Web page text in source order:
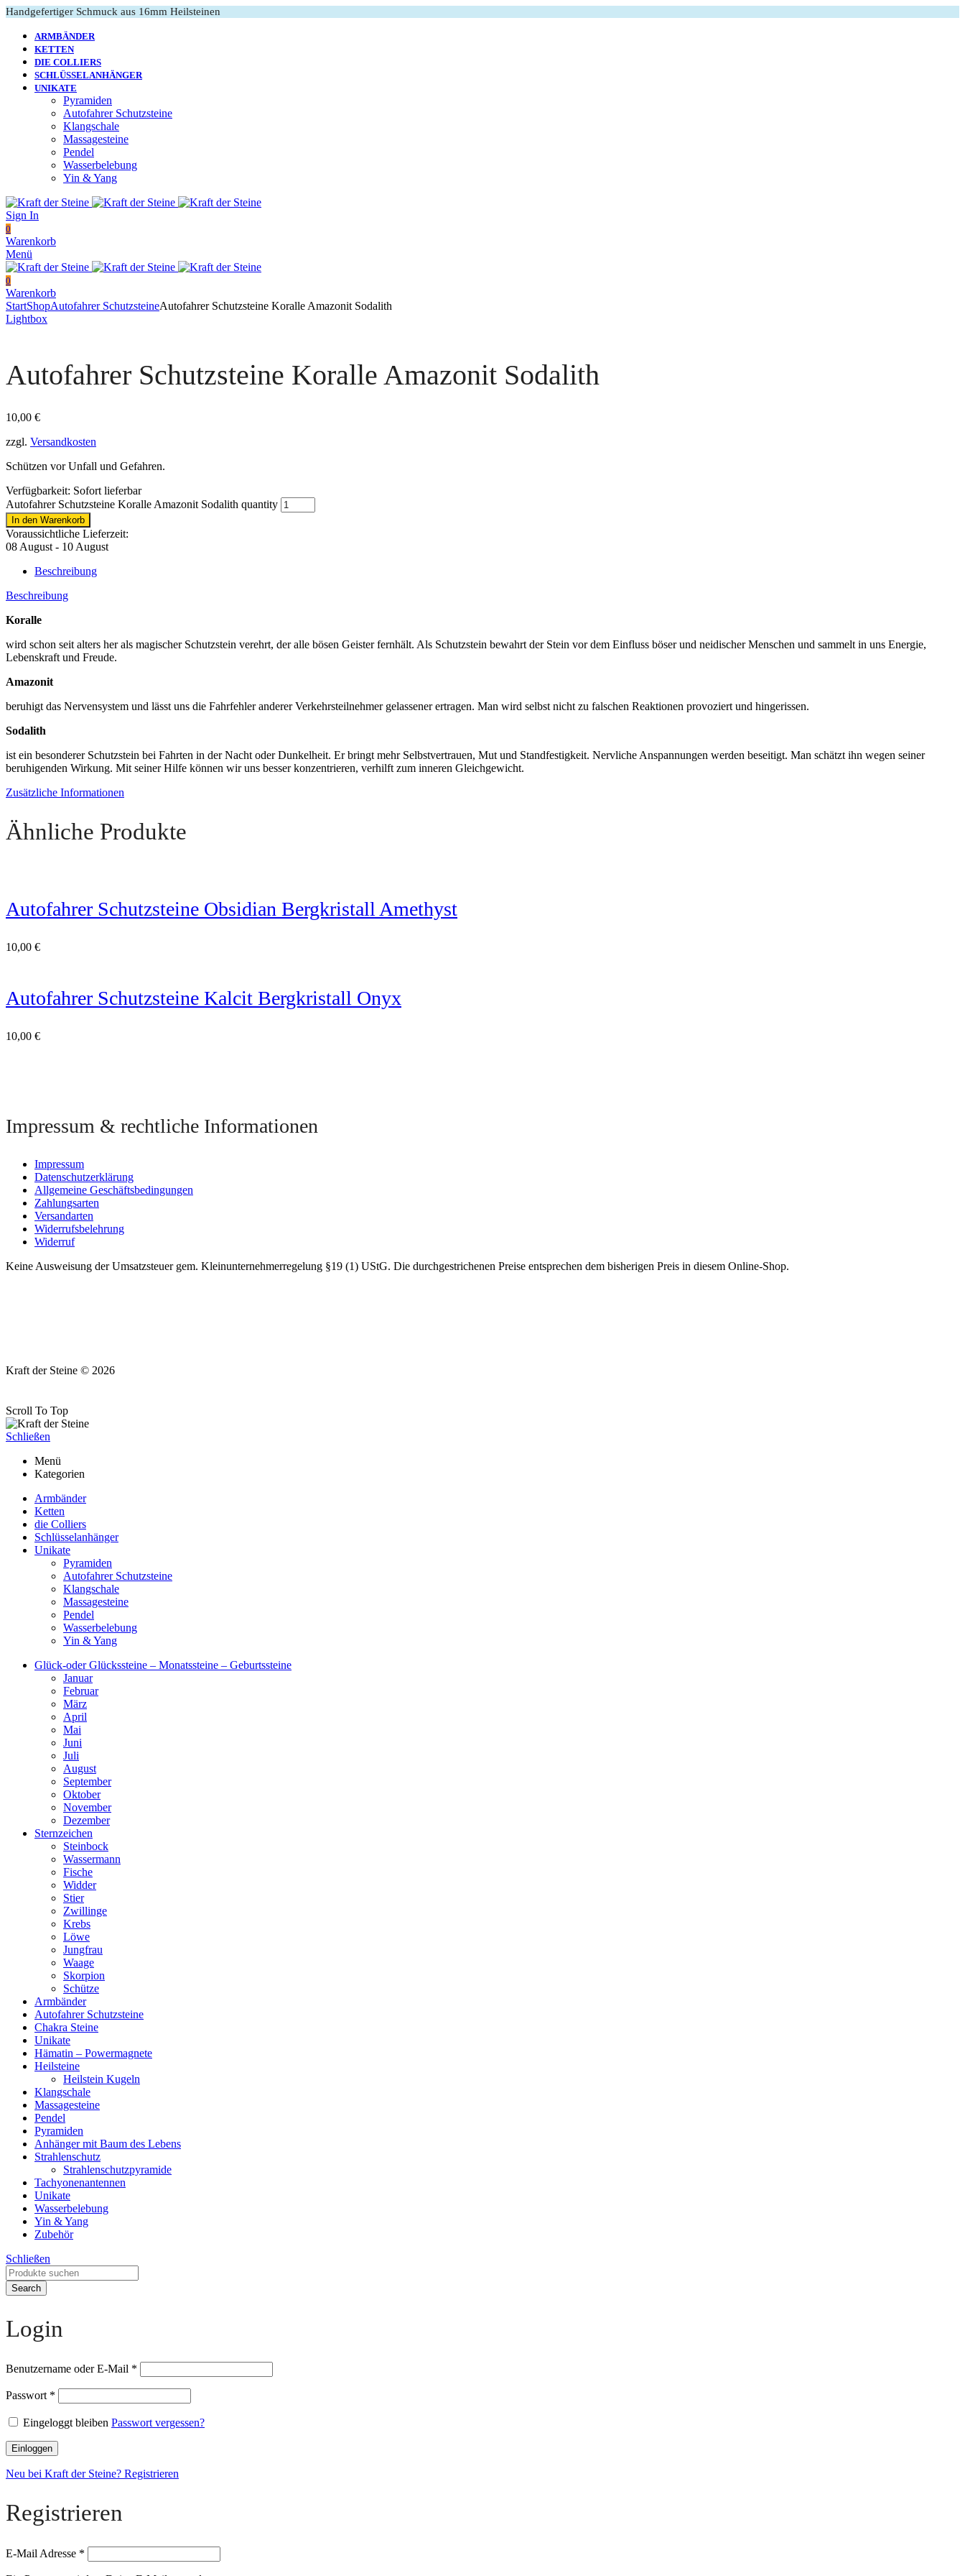
Handgefertiger Schmuck aus 16mm Heilsteinen
ARMBÄNDER
KETTEN
DIE COLLIERS
SCHLÜSSELANHÄNGER
UNIKATE
Pyramiden
Autofahrer Schutzsteine
Klangschale
Massagesteine
Pendel
Wasserbelebung
Yin & Yang
Sign In
0
Warenkorb
Menü
0
Warenkorb
StartShopAutofahrer SchutzsteineAutofahrer Schutzsteine Koralle Amazonit Sodalith
Lightbox
Autofahrer Schutzsteine Koralle Amazonit Sodalith
10,00 €
zzgl. Versandkosten
Schützen vor Unfall und Gefahren.
Verfügbarkeit: Sofort lieferbar
Autofahrer Schutzsteine Koralle Amazonit Sodalith quantity
In den Warenkorb
Voraussichtliche Lieferzeit:
08 August - 10 August
Beschreibung
Beschreibung
Koralle
wird schon seit alters her als magischer Schutzstein verehrt, der alle bösen Geister fernhält. Als Schutzstein bewahrt der Stein vor dem Einfluss böser und neidischer Menschen und sammelt in uns Energie,
Lebenskraft und Freude.
Amazonit
beruhigt das Nervensystem und lässt uns die Fahrfehler anderer Verkehrsteilnehmer gelassener ertragen. Man wird selbst nicht zu falschen Reaktionen pro­voziert und hingerissen.
Sodalith
ist ein besonderer Schutzstein bei Fahrten in der Nacht oder Dunkel­heit. Er bringt mehr Selbstver­trauen, Mut und Standfestigkeit. Nervliche Anspannun­gen werden beseitigt. Man schätzt ihn we­gen seiner
beruhi­genden Wirkung. Mit seiner Hilfe können wir uns besser konzentrier­en, verhilft zum inneren Gleichgewicht.
Zusätzliche Informationen
Ähnliche Produkte
Autofahrer Schutzsteine Obsidian Bergkristall Amethyst
10,00 €
Autofahrer Schutzsteine Kalcit Bergkristall Onyx
10,00 €
Impressum & rechtliche Informationen
Impressum
Datenschutzerklärung
Allgemeine Geschäftsbedingungen
Zahlungsarten
Versandarten
Widerrufsbelehrung
Widerruf
Keine Ausweisung der Umsatzsteuer gem. Kleinunternehmerregelung §19 (1) UStG. Die durchgestrichenen Preise entsprechen dem bisherigen Preis in diesem Online-Shop.
Kraft der Steine © 2026
Scroll To Top
Schließen
Menü
Kategorien
Armbänder
Ketten
die Colliers
Schlüsselanhänger
Unikate
Pyramiden
Autofahrer Schutzsteine
Klangschale
Massagesteine
Pendel
Wasserbelebung
Yin & Yang
Glück-oder Glückssteine – Monatssteine – Geburtssteine
Januar
Februar
März
April
Mai
Juni
Juli
August
September
Oktober
November
Dezember
Sternzeichen
Steinbock
Wassermann
Fische
Widder
Stier
Zwillinge
Krebs
Löwe
Jungfrau
Waage
Skorpion
Schütze
Armbänder
Autofahrer Schutzsteine
Chakra Steine
Unikate
Hämatin – Powermagnete
Heilsteine
Heilstein Kugeln
Klangschale
Massagesteine
Pendel
Pyramiden
Anhänger mit Baum des Lebens
Strahlenschutz
Strahlenschutzpyramide
Tachyonenantennen
Unikate
Wasserbelebung
Yin & Yang
Zubehör
Schließen
Search
Login
Benutzername oder E-Mail *
Passwort *
Eingeloggt bleiben Passwort vergessen?
Einloggen
Neu bei Kraft der Steine? Registrieren
Registrieren
E-Mail Adresse *